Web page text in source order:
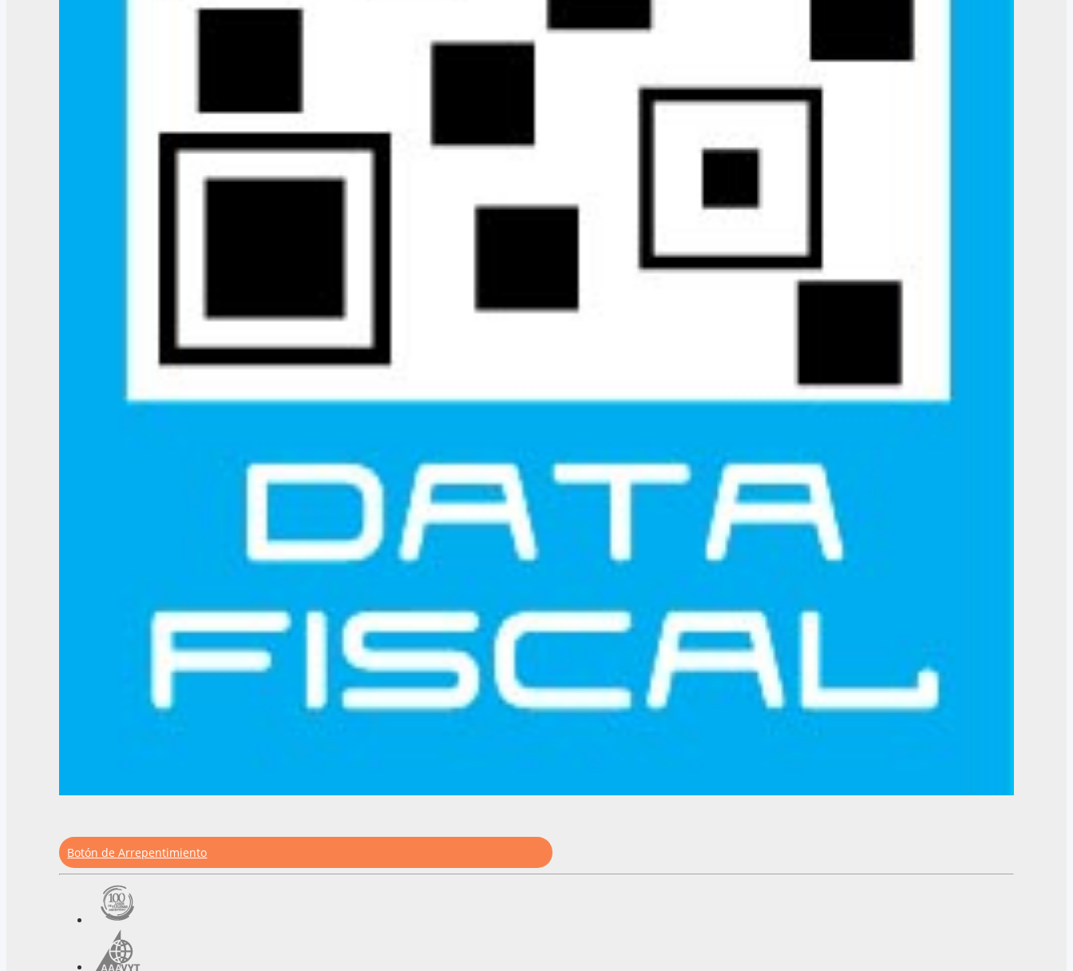
Botón de Arrepentimiento